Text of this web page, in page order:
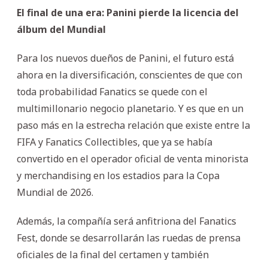
El final de una era: Panini pierde la licencia del
álbum del Mundial
Para los nuevos dueños de Panini, el futuro está
ahora en la diversificación, conscientes de que con
toda probabilidad Fanatics se quede con el
multimillonario negocio planetario. Y es que en un
paso más en la estrecha relación que existe entre la
FIFA y Fanatics Collectibles, que ya se había
convertido en el operador oficial de venta minorista
y merchandising en los estadios para la Copa
Mundial de 2026.
Además, la compañía será anfitriona del Fanatics
Fest, donde se desarrollarán las ruedas de prensa
oficiales de la final del certamen y también